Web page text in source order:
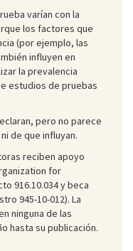
varían con la
los factores que
(por ejemplo, las
influyen en
la prevalencia
estudios de pruebas
pero no parece
de que influyan.
reciben apoyo
for
916.10.034 y beca
945-10-012). La
ninguna de las
hasta su publicación.